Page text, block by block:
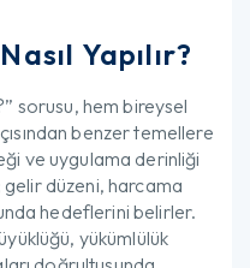
Yapılır?
sorusu, hem bireysel
benzer temellere
ve uygulama derinliği
gelir düzeni, harcama
hedeflerini belirler.
yükümlülük